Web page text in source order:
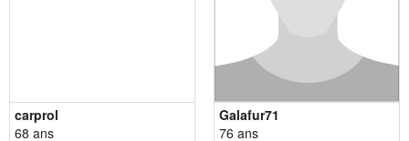
carprol
68 ans
Galafur71
76 ans